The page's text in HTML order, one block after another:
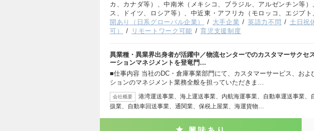
カ、カナダ等）、中南米（メキシコ、ブラジル、アルゼンチン等
ス、ドイツ、ロシア等）、中近東・アフリカ（モロッコ、エジプト
開あり（日系グローバル企業）
大手企業 英語力不問 土日祝
可）
リモートワーク可能 育児支援制度
異業種・異業界出身者が活躍中／物流センターでのカスタマーサクセ
ーションマネジメントを登竜門…
■仕事内容 当社のDC・倉庫事業部門にて、カスタマーサービス、およ
ションのマネジメント業務全般を担っていただきま…
会社概要
港湾運送事業、海上運送事業、内航海運事業、自動車運送事業、
扱業、自動車回送事業、通関業、保税上屋業、海運貨物…